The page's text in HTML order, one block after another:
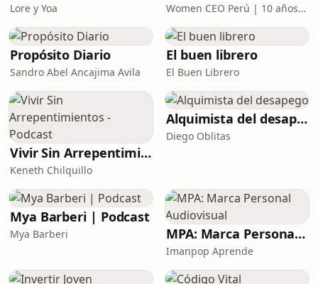
Lore y Yoa Women CEO Perú | 10 años potenciando tu poder
Propósito Diario
Sandro Abel Ancajima Avila
El buen librero
El Buen Librero
Vivir Sin Arrepentimientos - Podcast
Keneth Chilquillo
Alquimista del desapego
Diego Oblitas
Mya Barberi | Podcast
Mya Barberi MPA: Marca Personal Audiovisual
Imanpop Aprende